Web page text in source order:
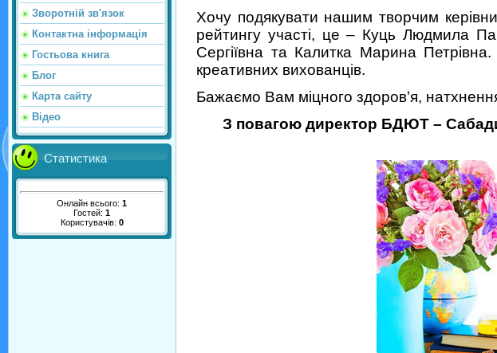
Зворотній зв'язок
Контактна інформація
Гостьова книга
Блог
Карта сайту
Відео
Статистика
Онлайн всього: 1
Гостей: 1
Користувачів: 0
Хочу подякувати нашим творчим
рейтингу участі, це – Куць Людмила
Сергіївна та Калитка Марина
креативних вихованців.
Бажаємо Вам міцного здоров’я,
З повагою директор БДЮТ –